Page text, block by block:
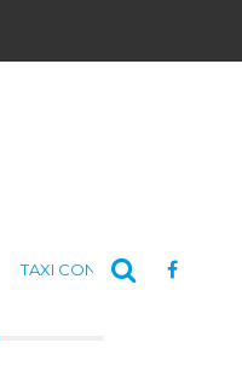
TAXI CONSULTING